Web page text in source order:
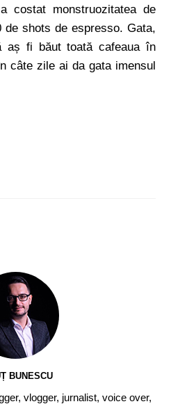
costat monstruozitatea de
shots de espresso. Gata,
aș fi băut toată cafeaua în
câte zile ai da gata imensul
BUNESCU
vlogger, jurnalist, voice over,